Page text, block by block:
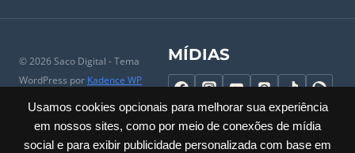
Usamos cookies opcionais para melhorar sua experiência
em nossos sites, como por meio de conexões de mídia
social e para exibir publicidade personalizada com base em
© 2026 Saco Digital - Tema
WordPress por Kadence WP
MÍDIAS
Cadastrar Empresa|Conheça|Porque entrar no Saco Digital|